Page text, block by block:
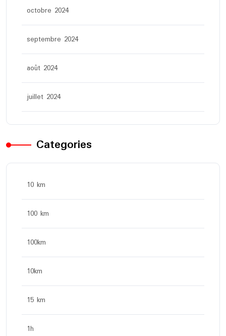
octobre 2024
septembre 2024
août 2024
juillet 2024
Categories
10 km
100 km
100km
10km
15 km
1h